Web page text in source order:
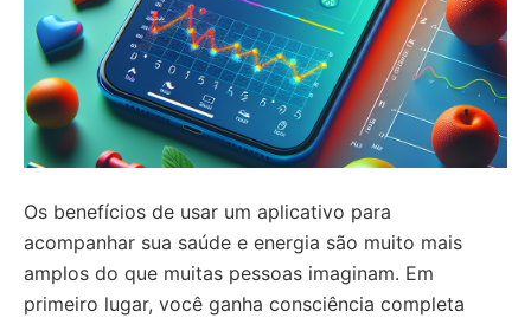
Os benefícios de usar um aplicativo para
acompanhar sua saúde e energia são muito mais
amplos do que muitas pessoas imaginam. Em
primeiro lugar, você ganha consciência completa